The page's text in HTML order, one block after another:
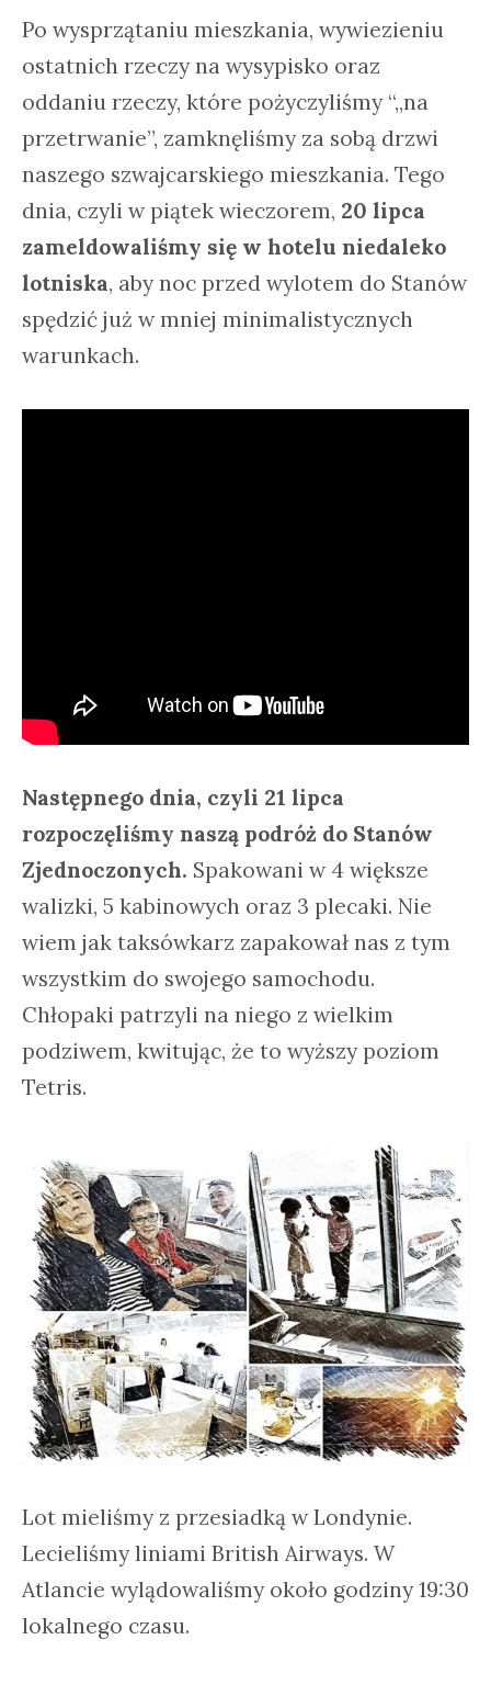
Po wysprzątaniu mieszkania, wywiezieniu
ostatnich rzeczy na wysypisko oraz
oddaniu rzeczy, które pożyczyliśmy “„na
przetrwanie”, zamknęliśmy za sobą drzwi
naszego szwajcarskiego mieszkania. Tego
dnia, czyli w piątek wieczorem, 20 lipca
zameldowaliśmy się w hotelu niedaleko
lotniska, aby noc przed wylotem do Stanów
spędzić już w mniej minimalistycznych
warunkach.
Następnego dnia, czyli 21 lipca
rozpoczęliśmy naszą podróż do Stanów
Zjednoczonych. Spakowani w 4 większe
walizki, 5 kabinowych oraz 3 plecaki. Nie
wiem jak taksówkarz zapakował nas z tym
wszystkim do swojego samochodu.
Chłopaki patrzyli na niego z wielkim
podziwem, kwitując, że to wyższy poziom
Tetris.
Lot mieliśmy z przesiadką w Londynie.
Lecieliśmy liniami British Airways. W
Atlancie wylądowaliśmy około godziny 19:30
lokalnego czasu.